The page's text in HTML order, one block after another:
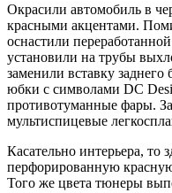
Окрасили автомобиль в
красными акцентами.
оснастили
установили на трубы
заменили вставку
юбки с символами DC
противотуманные фары.
мультиспицевые
Касательно интерьера, то
перфорированную
Того же цвета тюнеры